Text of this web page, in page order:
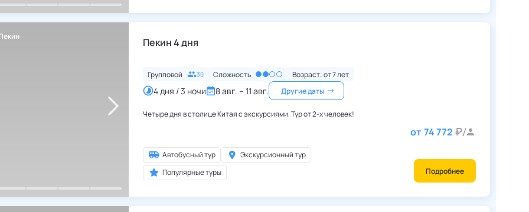
Пекин 4 дня
Групповой 30 Сложность Возраст: от7лет
4 дня / 3 ночи 8 авг. – 11 авг. Другие даты
Четыре дня в столице Китая с экскурсиями. Тур от 2-х человек!
Автобусный тур
Экскурсионный тур
Популярные туры
от 74 772
Подробнее